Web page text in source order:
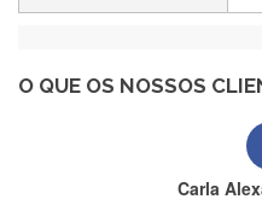
O QUE OS NOSSOS
Carla